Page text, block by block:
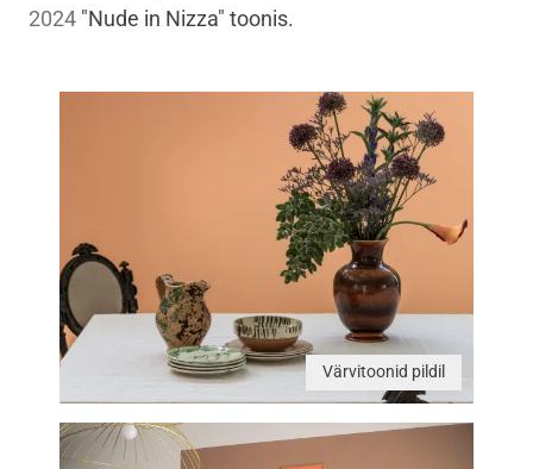
2024 "Nude in Nizza" toonis.
Värvitoonid pildil